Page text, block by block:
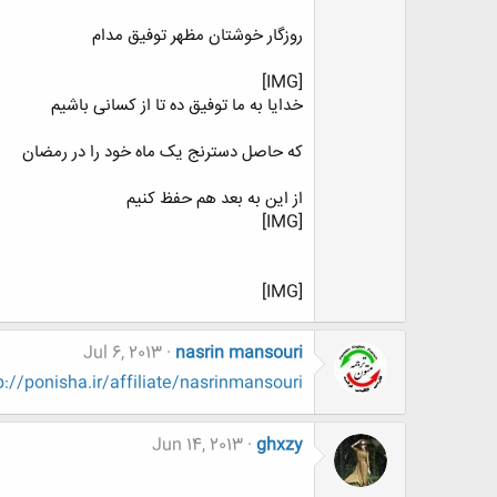
روزگار خوشتان مظهر توفیق مدام
[IMG]
خدایا به ما توفیق ده تا از کسانی باشیم
که حاصل دسترنج یک ماه خود را در رمضان
از این به بعد هم حفظ کنیم
[IMG]
[IMG]
nasrin mansouri
Jul 6, 2013
ponisha.ir/affiliate/nasrinmansouri
ghxzy
Jun 14, 2013